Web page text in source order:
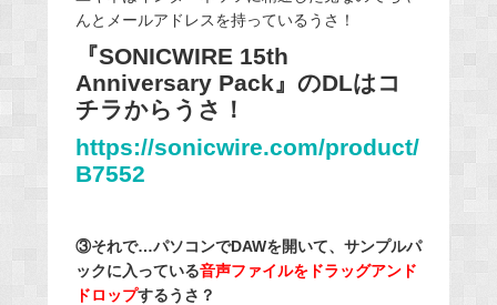
んとメールアドレスを持っているうさ！
『SONICWIRE 15th
Anniversary Pack』のDLはコ
チラからうさ！
https://sonicwire.com/product/
B7552
③それで…パソコンでDAWを開いて、サンプルパ
ックに入っている音声ファイルをドラッグアンド
ドロップするうさ？